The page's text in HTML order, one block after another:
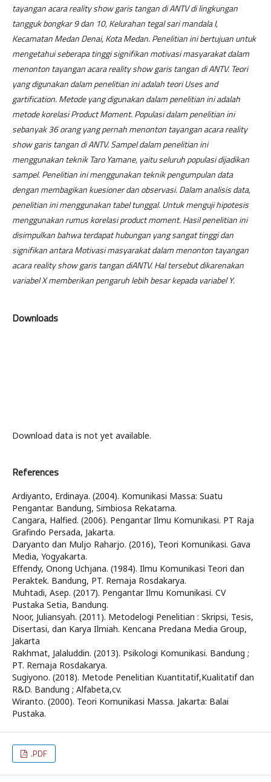
tayangan acara reality show garis tangan di ANTV di lingkungan
tangguk bongkar 9 dan 10, Kelurahan tegal sari mandala I,
Kecamatan Medan Denai, Kota Medan. Penelitian ini bertujuan untuk
mengetahui seberapa tinggi signifikan motivasi masyarakat dalam
menonton tayangan acara reality show garis tangan di ANTV. Teori
yang digunakan dalam penelitian ini adalah teori Uses and
gartification. Metode yang digunakan dalam penelitian ini adalah
metode korelasi Product Moment. Populasi dalam penelitian ini
sebanyak 36 orang yang pernah menonton tayangan acara reality
show garis tangan di ANTV. Sampel dalam penelitian ini
menggunakan teknik Taro Yamane, yaitu seluruh populasi dijadikan
sampel. Penelitian ini menggunakan teknik pengumpulan data
dengan membagikan kuesioner dan observasi. Dalam analisis data,
penelitian ini menggunakan tabel tunggal. Untuk menguji hipotesis
menggunakan rumus korelasi product moment. Hasil penelitian ini
disimpulkan bahwa terdapat hubungan yang sangat tinggi dan
signifikan antara Motivasi masyarakat dalam menonton tayangan
acara reality show garis tangan diANTV. Hal tersebut dikarenakan
variabel X memberikan pengaruh lebih besar kepada variabel Y.
Downloads
Download data is not yet available.
References
Ardiyanto, Erdinaya. (2004). Komunikasi Massa: Suatu
Pengantar. Bandung, Simbiosa Rekatama.
Cangara, Halfied. (2006). Pengantar Ilmu Komunikasi. PT Raja
Grafindo Persada, Jakarta.
Daryanto dan Muljo Raharjo. (2016), Teori Komunikasi. Gava
Media, Yogyakarta.
Effendy, Onong Uchjana. (1984). Ilmu Komunikasi Teori dan
Peraktek. Bandung, PT. Remaja Rosdakarya.
Muhtadi, Asep. (2017). Pengantar Ilmu Komunikasi. CV
Pustaka Setia, Bandung.
Noor, Juliansyah. (2011). Metodelogi Penelitian : Skripsi, Tesis,
Disertasi, dan Karya Ilmiah. Kencana Predana Media Group,
Jakarta
Rakhmat, Jalaluddin. (2013). Psikologi Komunikasi. Bandung ;
PT. Remaja Rosdakarya.
Sugiyono. (2018). Metode Penelitian Kuantitatif,Kualitatif dan
R&D. Bandung ; Alfabeta,cv.
Wiranto. (2000). Teori Komunikasi Massa. Jakarta: Balai
Pustaka.
.PDF